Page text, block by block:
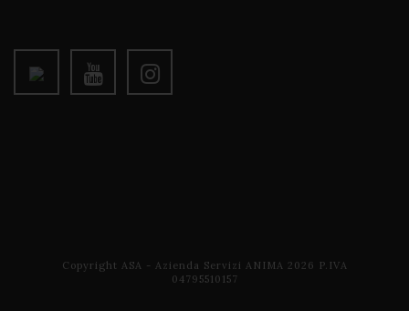
Copyright ASA - Azienda Servizi ANIMA 2026 P.IVA
04795510157